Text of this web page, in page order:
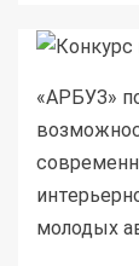
«АРБУЗ»
молодых